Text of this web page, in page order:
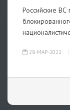
Российские ВС
28-МАР-2022